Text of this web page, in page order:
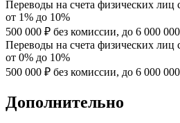
Переводы на счета физических лиц
от 1% до 10%
500 000 ₽ без комиссии, до 6 000
Переводы на счета физических лиц
от 0% до 10%
500 000 ₽ без комиссии, до 6 000
Дополнительно